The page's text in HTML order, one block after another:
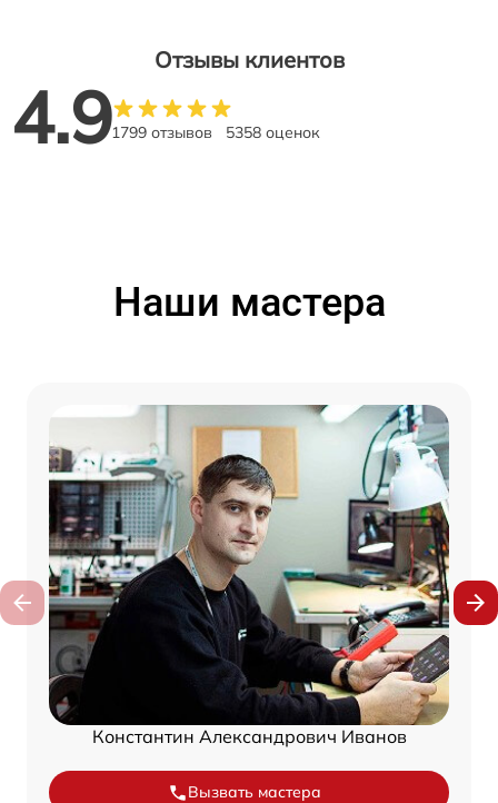
Отзывы клиентов
4.91799 отзывов 5358 оценок
Наши мастера
Константин Александрович Иванов
Вызвать мастера